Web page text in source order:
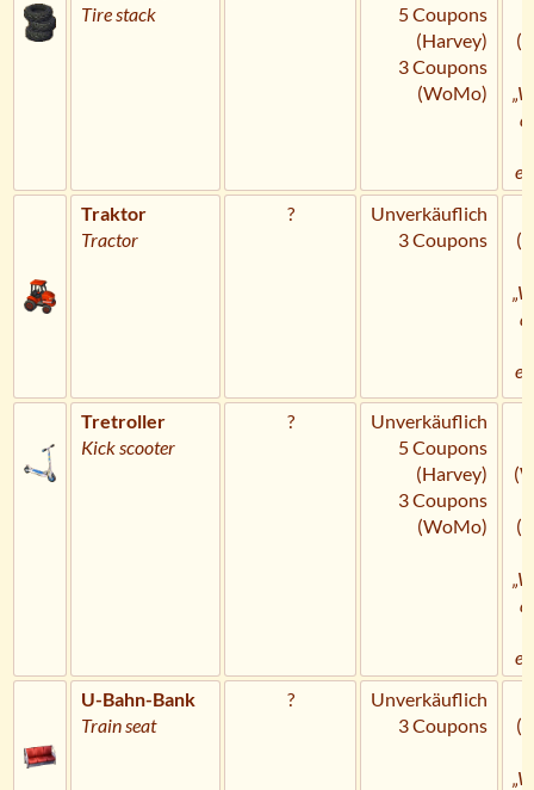
Tire stack
5 Coupons
(Harvey)
3 Coupons
(WoMo)
Traktor
Tractor
?
Unverkäuflich
3 Coupons
Tretroller
Kick scooter
?
Unverkäuflich
5 Coupons
(Harvey)
3 Coupons
(WoMo)
U-Bahn-Bank
Train seat
?
Unverkäuflich
3 Coupons